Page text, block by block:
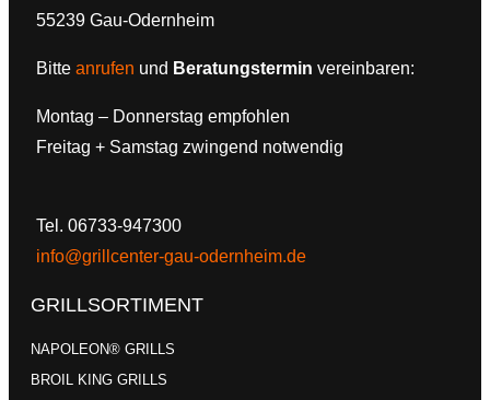
55239 Gau-Odernheim
Bitte anrufen und Beratungstermin vereinbaren:
Montag – Donnerstag empfohlen
Freitag + Samstag zwingend notwendig
Tel. 06733-947300
info@grillcenter-gau-odernheim.de
GRILLSORTIMENT
NAPOLEON® GRILLS
BROIL KING GRILLS